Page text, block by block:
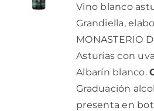
DETALLES
Vino blanco
Grandiella,
MONASTERIO
Asturias con
Albarín blanco.
Graduación
presenta en